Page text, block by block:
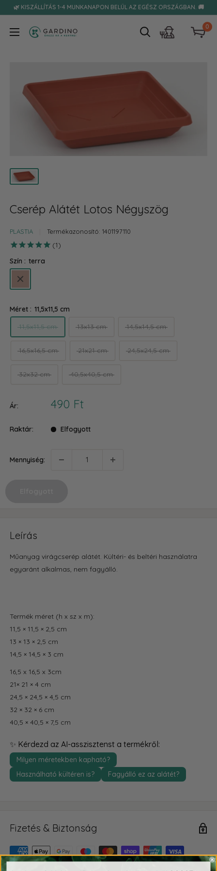
Tovább🌿 KISZÁLLÍTÁS 1-4 MUNKANAPON BELÜL AZ EGÉSZ ORSZÁGBAN. 🚚
Gardino
0
Cserép Alátét Lotos Négyszög
PLASTIA Termékazonosító: 1401197110
1
Szín : terra
terra
Méret : 11,5x11,5 cm
11,5x11,5 cm
13x13 cm 14,5x14,5 cm
16,5x16,5 cm 21x21 cm 24,5x24,5 cm
32x32 cm 40,5x40,5 cm
Ár:
Akciós
490 Ft
Raktár: Elfogyott
Mennyiség:
Leírás
Műanyag virágcserép alátét. Kültéri- és beltéri használatra
egyaránt alkalmas, nem fagyálló.
Termék méret (h x sz x m):
11,5 × 11,5 × 2,5 cm
13 × 13 × 2,5 cm
14,5 × 14,5 × 3 cm
16,5 x 16,5 x 3cm
21× 21 × 4 cm
24,5 × 24,5 × 4,5 cm
32 × 32 × 6 cm
40,5 × 40,5 × 7,5 cm
✨ Kérdezd az AI-asszisztenst a termékről:
Milyen méretekben kapható?
Használható kültéren is?
Fagyálló ez az alátét?
Fizetés & Biztonság